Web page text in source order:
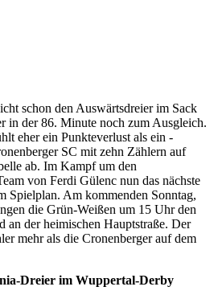
schon den Auswärtsdreier im Sack
in der 86. Minute noch zum Ausgleich.
eher ein Punkteverlust als ein -
SC mit zehn Zählern auf
ab. Im Kampf um den
von Ferdi Gülenc nun das nächste
Spielplan. Am kommenden Sonntag,
die Grün-Weißen um 15 Uhr den
der heimischen Hauptstraße. Der
mehr als die Cronenberger auf dem
Dreier im Wuppertal-Derby